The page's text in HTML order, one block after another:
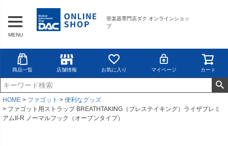
管楽器専門店ダク オンラインショッ
プ
MENU
商品一覧 店舗情報 お気に入り マイページ カート
HOME ファゴット
便利なグッズ
ファゴット用ストラップ BREATHTAKING（ブレステイキング）ライザプレミ
アムII-R ノーマルフック（オープンタイプ）